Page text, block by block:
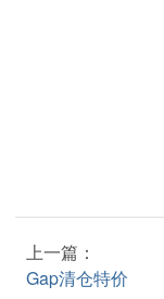
上一篇：
Gap清仓特价